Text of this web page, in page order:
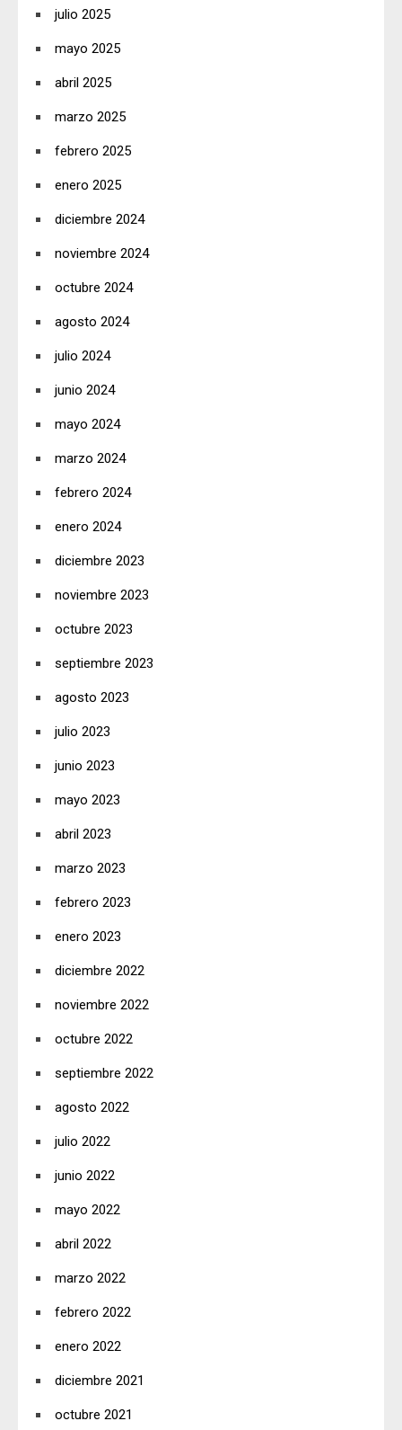
julio 2025
mayo 2025
abril 2025
marzo 2025
febrero 2025
enero 2025
diciembre 2024
noviembre 2024
octubre 2024
agosto 2024
julio 2024
junio 2024
mayo 2024
marzo 2024
febrero 2024
enero 2024
diciembre 2023
noviembre 2023
octubre 2023
septiembre 2023
agosto 2023
julio 2023
junio 2023
mayo 2023
abril 2023
marzo 2023
febrero 2023
enero 2023
diciembre 2022
noviembre 2022
octubre 2022
septiembre 2022
agosto 2022
julio 2022
junio 2022
mayo 2022
abril 2022
marzo 2022
febrero 2022
enero 2022
diciembre 2021
octubre 2021